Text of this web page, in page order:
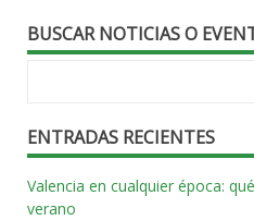
BUSCAR NOTICIAS O
ENTRADAS RECIENTES
Valencia en cualquier época:
verano